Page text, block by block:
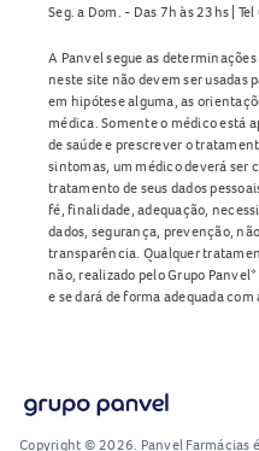
Seg. a Dom. - Das 7h às 23hs |
A Panvel segue as
neste site não devem ser usadas
em hipótese alguma, as
médica. Somente o médico está
de saúde e prescrever o
sintomas, um médico deverá ser
tratamento de seus dados
fé, finalidade, adequação,
dados, segurança, prevenção,
transparência. Qualquer
não, realizado pelo Grupo
e se dará de forma adequada
Copyright © 2026. Panvel Farmácias